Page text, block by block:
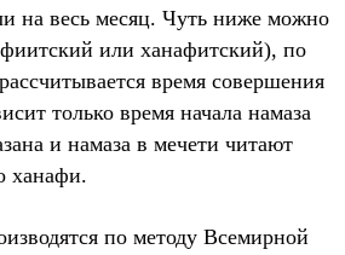
на весь месяц. Чуть ниже можно
или ханафитский), по
время совершения
только время начала намаза
и намаза в мечети читают
ханафи.
по методу Всемирной